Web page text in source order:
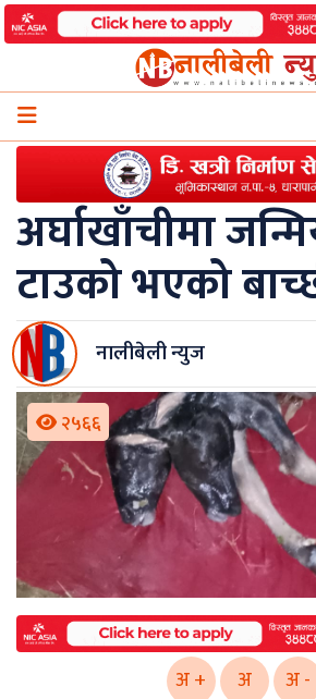
Skip
to
अर्घाखाँचीमा
टाउको भएको
नालीबेली न्युज
२५६६
अ + अ अ -